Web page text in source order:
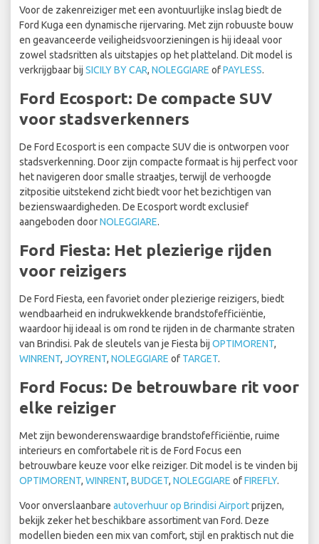
Voor de zakenreiziger met een avontuurlijke inslag biedt de
Ford Kuga een dynamische rijervaring. Met zijn robuuste bouw
en geavanceerde veiligheidsvoorzieningen is hij ideaal voor
zowel stadsritten als uitstapjes op het platteland. Dit model is
verkrijgbaar bij SICILY BY CAR, NOLEGGIARE ofPAYLESS.
Ford Ecosport: De compacte SUV
voor stadsverkenners
De Ford Ecosport is een compacte SUV die is ontworpen voor
stadsverkenning. Door zijn compacte formaat is hij perfect voor
het navigeren door smalle straatjes, terwijl de verhoogde
zitpositie uitstekend zicht biedt voor het bezichtigen van
bezienswaardigheden. De Ecosport wordt exclusief
aangeboden doorNOLEGGIARE.
Ford Fiesta: Het plezierige rijden
voor reizigers
De Ford Fiesta, een favoriet onder plezierige reizigers, biedt
wendbaarheid en indrukwekkende brandstofefficiëntie,
waardoor hij ideaal is om rond te rijden in de charmante straten
van Brindisi. Pak de sleutels van je Fiesta bij OPTIMORENT,
WINRENT, JOYRENT, NOLEGGIARE of TARGET.
Ford Focus: De betrouwbare rit voor
elke reiziger
Met zijn bewonderenswaardige brandstofefficiëntie, ruime
interieurs en comfortabele rit is de Ford Focus een
betrouwbare keuze voor elke reiziger. Dit model is te vinden bij
OPTIMORENT, WINRENT, BUDGET, NOLEGGIARE ofFIREFLY.
Voor onverslaanbare autoverhuur op Brindisi Airportprijzen,
bekijk zeker het beschikbare assortiment van Ford. Deze
modellen bieden een mix van comfort, stijl en praktisch nut die